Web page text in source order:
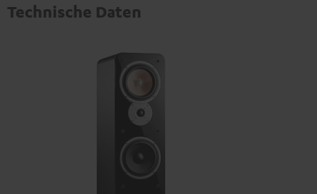
Technische Daten